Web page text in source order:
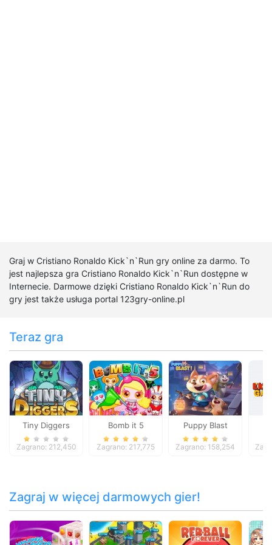
Graj w Cristiano Ronaldo Kick`n`Run gry online za darmo. To
jest najlepsza gra Cristiano Ronaldo Kick`n`Run dostępne w
Internecie. Darmowe dzięki Cristiano Ronaldo Kick`n`Run do
gry jest także usługa portal 123gry-online.pl
Teraz gra
Tiny Diggers
Zagrano: 212,450
Bomb it 5
Zagrano: 217,775
Puppy Blast
Zagrano: 158,254
Zagraj w więcej darmowych gier!